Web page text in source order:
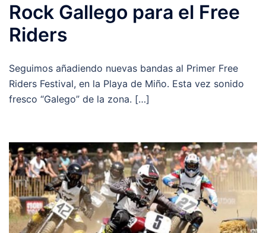
Rock Gallego para el Free
Riders
Seguimos añadiendo nuevas bandas al Primer Free
Riders Festival, en la Playa de Miño. Esta vez sonido
fresco “Galego” de la zona. […]